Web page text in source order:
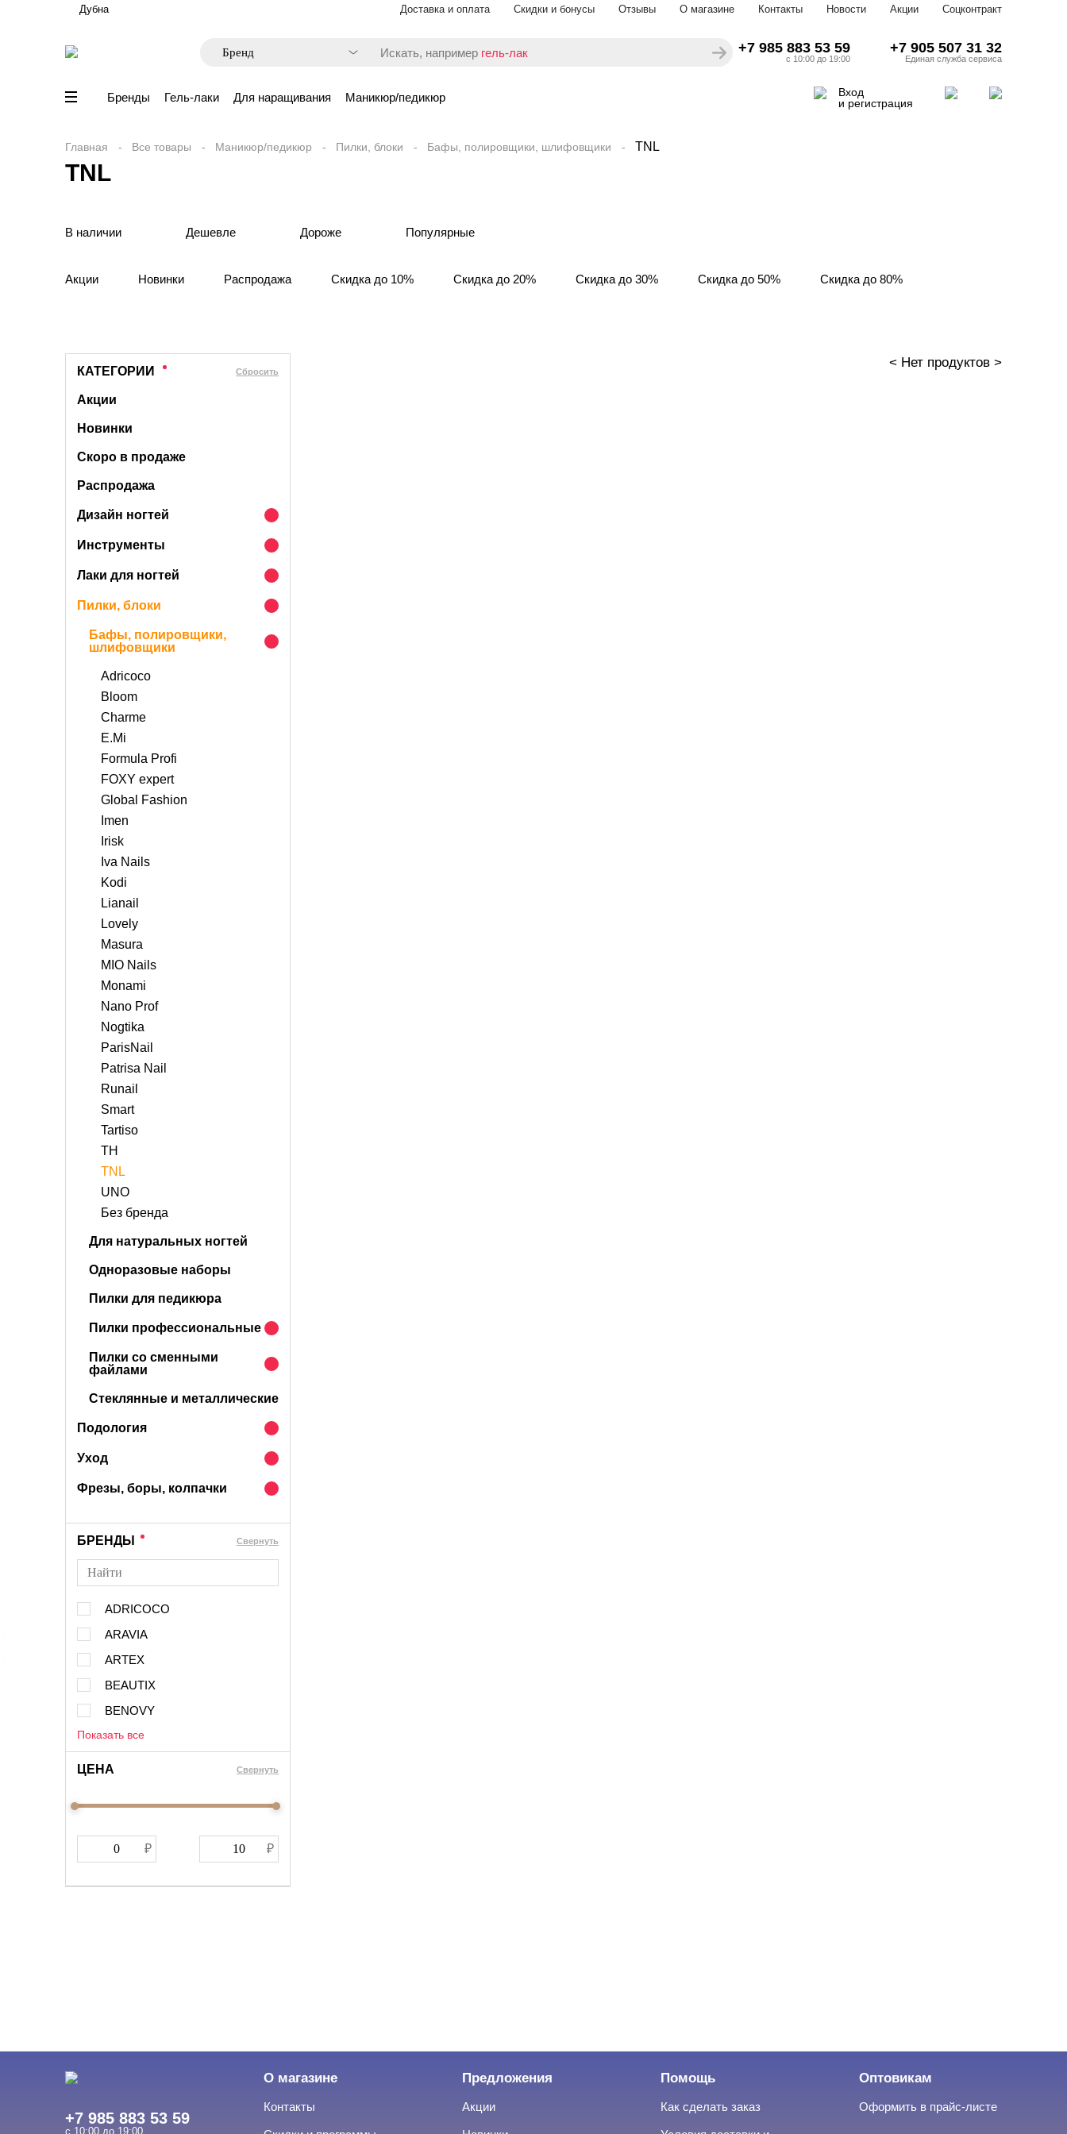
Дубна Доставка и оплата Скидки и бонусы Отзывы О магазине Контакты Новости Акции Соцконтракт
Искать, например гель-лак +7 985 883 53 59
с 10:00 до 19:00
+7 905 507 31 32
Единая служба сервиса
Бренды Гель-лаки Для наращивания Маникюр/педикюр
Вход
и регистрация
Главная Все товары Маникюр/педикюр Пилки, блоки Бафы, полировщики, шлифовщики TNL
TNL
В наличии Дешевле Дороже Популярные
Акции Новинки Распродажа Скидка до 10% Скидка до 20% Скидка до 30% Скидка до 50% Скидка до 80%
КАТЕГОРИИ Cбросить
Акции
Новинки
Скоро в продаже
Распродажа
Дизайн ногтей
Инструменты
Лаки для ногтей
Пилки, блоки
Бафы, полировщики,
шлифовщики
Adricoco
Bloom
Charme
E.Mi
Formula Profi
FOXY expert
Global Fashion
Imen
Irisk
Iva Nails
Kodi
Lianail
Lovely
Masura
MIO Nails
Monami
Nano Prof
Nogtika
ParisNail
Patrisa Nail
Runail
Smart
Tartiso
TH
TNL
UNO
Без бренда
Для натуральных ногтей
Одноразовые наборы
Пилки для педикюра
Пилки профессиональные
Пилки со сменными
файлами
Стеклянные и металлические
Подология
Уход
Фрезы, боры, колпачки
БРЕНДЫ Cвернуть
ADRICOCO
ARAVIA
ARTEX
BEAUTIX
BENOVY
Показать все
ЦЕНА Cвернуть
< Нет продуктов >
+7 985 883 53 59
с 10:00 до 19:00
О магазине
Контакты
Предложения
Акции
Помощь
Как сделать заказ
Оптовикам
Оформить в прайс-листе